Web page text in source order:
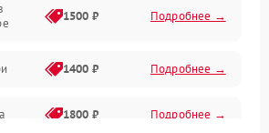
1500 ₽ Подробнее →
1400 ₽ Подробнее →
1800 ₽ Подробнее →